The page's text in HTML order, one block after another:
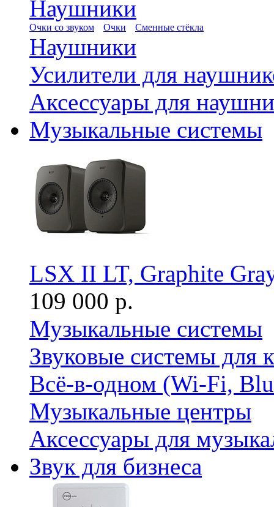
Наушники
Очки со звуком Очки Сменные стёкла
Наушники
Усилители для
Аксессуары для
Музыкальные системы
LSX II LT, Graphite
109 000 р.
Музыкальные системы
Звуковые системы для
Всё-в-одном (Wi-Fi,
Музыкальные центры
Аксессуары для
Звук для бизнеса